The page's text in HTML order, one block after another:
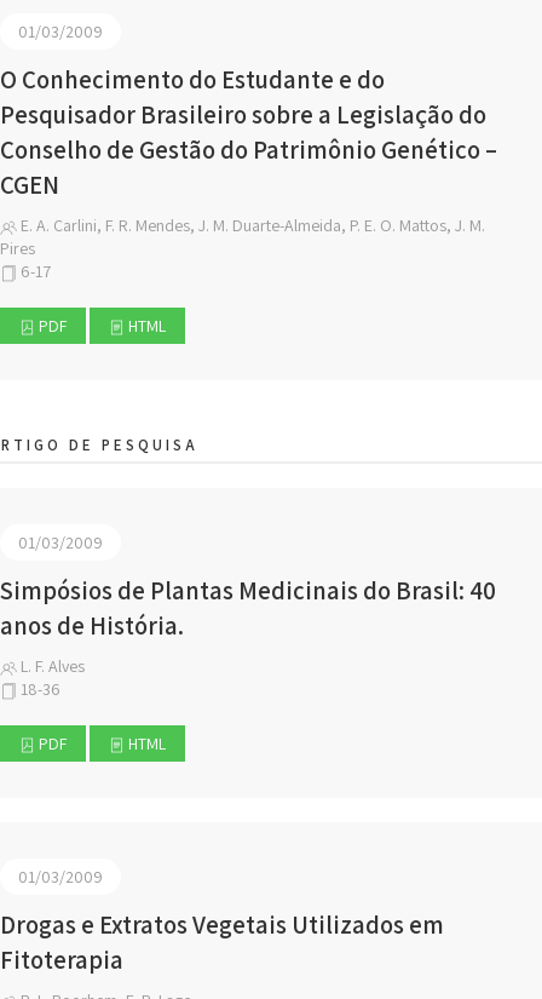
01/03/2009
O Conhecimento do Estudante e do
Pesquisador Brasileiro sobre a Legislação do
Conselho de Gestão do Patrimônio Genético –
CGEN
E. A. Carlini, F. R. Mendes, J. M. Duarte-Almeida, P. E. O. Mattos, J. M.
Pires
6-17
PDF HTML
DE PESQUISA
01/03/2009
Simpósios de Plantas Medicinais do Brasil: 40
anos de História.
L. F. Alves
18-36
PDF HTML
01/03/2009
Drogas e Extratos Vegetais Utilizados em
Fitoterapia